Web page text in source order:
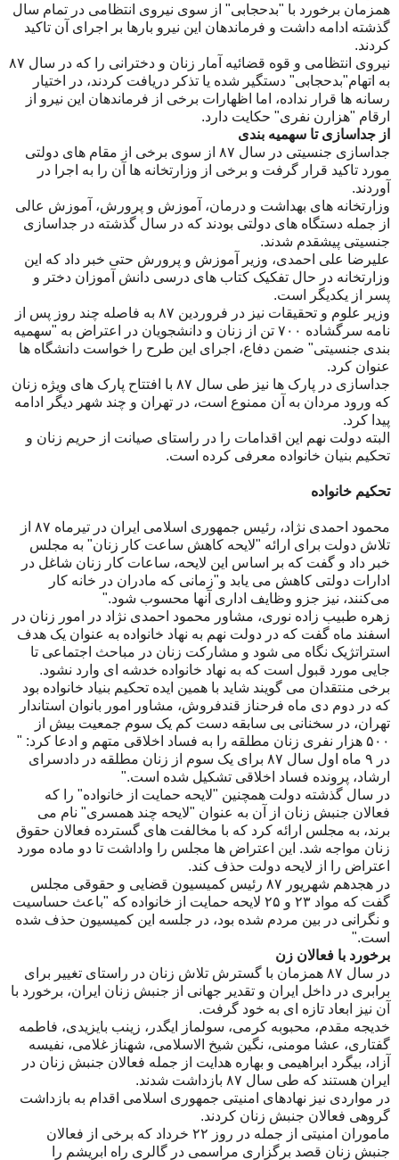
همزمان برخورد با "بدحجابی" از سوی نیروی انتظامی در تمام سال
گذشته ادامه داشت و فرماندهان این نیرو بارها بر اجرای آن تاکید
کردند.
نیروی انتظامی و قوه قضائیه آمار زنان و دخترانی را که در سال ۸۷
به اتهام"بدحجابی" دستگیر شده یا تذکر دریافت کردند، در اختیار
رسانه ها قرار نداده، اما اظهارات برخی از فرماندهان این نیرو از
ارقام "هزارن نفری" حکایت دارد.
از جداسازی تا سهمیه بندی
جداسازی جنسیتی در سال ۸۷ از سوی برخی از مقام های دولتی
مورد تاکید قرار گرفت و برخی از وزارتخانه ها آن را به اجرا در
آوردند.
وزارتخانه های بهداشت و درمان، آموزش و پرورش، آموزش عالی
از جمله دستگاه های دولتی بودند که در سال گذشته در جداسازی
جنسیتی پیشقدم شدند.
علیرضا علی احمدی، وزیر آموزش و پرورش حتی خبر داد که این
وزارتخانه در حال تفکیک کتاب های درسی دانش آموزان دختر و
پسر از یکدیگر است.
وزیر علوم و تحقیقات نیز در فروردین ۸۷ به فاصله چند روز پس از
نامه سرگشاده ۷۰۰ تن از زنان و دانشجویان در اعتراض به "سهمیه
بندی جنسیتی" ضمن دفاع، اجرای این طرح را خواست دانشگاه ها
عنوان کرد.
جداسازی در پارک ها نیز طی سال ۸۷ با افتتاح پارک های ویژه زنان
که ورود مردان به آن ممنوع است، در تهران و چند شهر دیگر ادامه
پیدا کرد.
البته دولت نهم این اقدامات را در راستای صیانت از حریم زنان و
تحکیم بنیان خانواده معرفی کرده است.
تحکیم خانواده
محمود احمدی نژاد، رئیس جمهوری اسلامی ایران در تیرماه ۸۷ از
تلاش دولت برای ارائه "لایحه کاهش ساعت کار زنان" به مجلس
خبر داد و گفت که بر اساس این لایحه، ساعات کار زنان شاغل در
ادارات دولتی کاهش می یابد و"زمانی که مادران در خانه کار
می‌کنند، نیز جزو وظایف اداری آنها محسوب شود."
زهره طبیب زاده نوری، مشاور محمود احمدی نژاد در امور زنان در
اسفند ماه گفت که در دولت نهم به نهاد خانواده به عنوان یک هدف
استراتژیک نگاه می شود و مشارکت زنان در مباحث اجتماعی تا
جایی مورد قبول است که به نهاد خانواده خدشه ای وارد نشود.
برخی منتقدان می گویند شاید با همین ایده تحکیم بنیاد خانواده بود
که در دوم دی ماه فرحناز قندفروش، مشاور امور بانوان استاندار
تهران، در سخنانی بی سابقه دست کم یک سوم جمعیت بیش از
۵۰۰ هزار نفری زنان مطلقه را به فساد اخلاقی متهم و ادعا کرد: "
در ۹ ماه اول سال ۸۷ برای یک سوم از زنان مطلقه در دادسرای
ارشاد، پرونده فساد اخلاقی تشکیل شده است."
در سال گذشته دولت همچنین "لایحه حمایت از خانواده" را که
فعالان جنبش زنان از آن به عنوان "لایحه چند همسری" نام می
برند، به مجلس ارائه کرد که با مخالفت های گسترده فعالان حقوق
زنان مواجه شد. این اعتراض ها مجلس را واداشت تا دو ماده مورد
اعتراض را از لایحه دولت حذف کند.
در هجدهم شهریور ۸۷ رئیس کمیسیون قضایی و حقوقی مجلس
گفت که مواد ۲۳ و ۲۵ لایحه حمایت از خانواده که "باعث حساسیت
و نگرانی در بین مردم شده بود، در جلسه این کمیسیون حذف شده
است."
برخورد با فعالان زن
در سال ۸۷ همزمان با گسترش تلاش زنان در راستای تغییر برای
برابری در داخل ایران و تقدیر جهانی از جنبش زنان ایران، برخورد با
آن نیز ابعاد تازه ای به خود گرفت.
خدیجه مقدم، محبوبه کرمی، سولماز ایگدر، زینب بایزیدی، فاطمه
گفتاری، عشا مومنی، نگین شیخ الاسلامی، شهناز غلامی، نفیسه
آزاد، بیگرد ابراهیمی و بهاره هدایت از جمله فعالان جنبش زنان در
ایران هستند که طی سال ۸۷ بازداشت شدند.
در مواردی نیز نهادهای امنیتی جمهوری اسلامی اقدام به بازداشت
گروهی فعالان جنبش زنان کردند.
ماموران امنیتی از جمله در روز ۲۲ خرداد که برخی از فعالان
جنبش زنان قصد برگزاری مراسمی در گالری راه ابریشم را